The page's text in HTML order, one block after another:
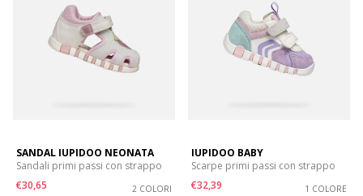
SANDAL IUPIDOO NEONATA
Sandali primi passi con strappo
€30,65
2 COLORI
IUPIDOO BABY
Scarpe primi passi con strappo
€32,39
1 COLORE